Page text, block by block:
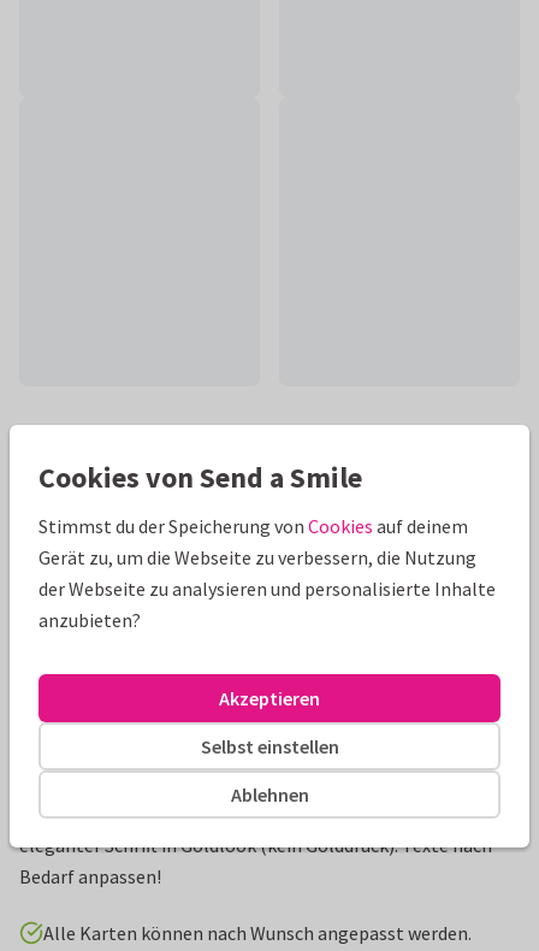
Produktinformation
Dankeskarte zu Weihnachten für Mitarbeiter. Design mit
eleganter Schrift in Goldlook (kein Golddruck). Texte nach
Bedarf anpassen!
Alle Karten können nach Wunsch angepasst werden.
Cookies von Send a Smile
Stimmst du der Speicherung von Cookies auf deinem
Gerät zu, um die Webseite zu verbessern, die Nutzung
der Webseite zu analysieren und personalisierte Inhalte
anzubieten?
Ablehnen
Selbst einstellen
Akzeptieren